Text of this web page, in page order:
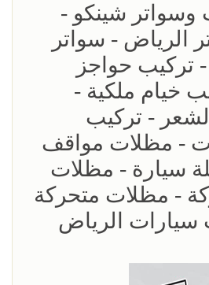
شينكو -
الرياض - سواتر
تركيب حواجز
خيام ملكية -
- تركيب
- مظلات مواقف
سيارة - مظلات
- مظلات متحركة
سيارات الرياض